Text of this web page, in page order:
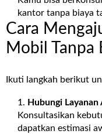
kantor tanpa biaya
Cara
Mobil Tanpa
Ikuti langkah berikut
Hubungi Layanan
Konsultasikan
dapatkan estimasi